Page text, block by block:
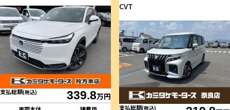
支払総額(税込) 339.8万円
CVT
支払総額(税込)